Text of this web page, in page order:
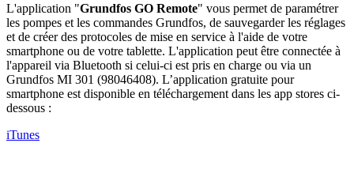
L'application "Grundfos GO Remote" vous permet de paramétrer
les pompes et les commandes Grundfos, de sauvegarder les réglages
et de créer des protocoles de mise en service à l'aide de votre
smartphone ou de votre tablette. L'application peut être connectée à
l'appareil via Bluetooth si celui-ci est pris en charge ou via un
Grundfos MI 301 (98046408). L’application gratuite pour
smartphone est disponible en téléchargement dans les app stores ci-
dessous :
iTunes